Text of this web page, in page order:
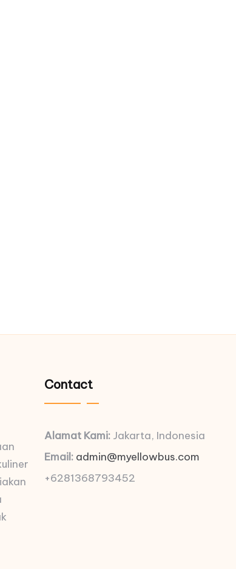
Contact
Alamat Kami:Jakarta, Indonesia
Email: admin@myellowbus.com
+6281368793452